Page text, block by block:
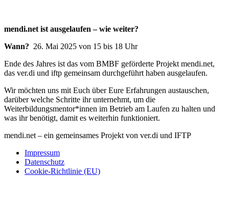
mendi.net ist ausgelaufen – wie weiter?
Wann? 26. Mai 2025 von 15 bis 18 Uhr
Ende des Jahres ist das vom BMBF geförderte Projekt mendi.net,
das ver.di und iftp gemeinsam durchgeführt haben ausgelaufen.
Wir möchten uns mit Euch über Eure Erfahrungen austauschen,
darüber welche Schritte ihr unternehmt, um die
Weiterbildungsmentor*innen im Betrieb am Laufen zu halten und
was ihr benötigt, damit es weiterhin funktioniert.
mendi.net – ein gemeinsames Projekt von ver.di und IFTP
Impressum
Datenschutz
Cookie-Richtlinie (EU)